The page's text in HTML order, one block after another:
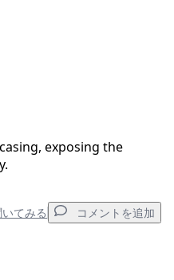
exposing the
てみる コメントを追加